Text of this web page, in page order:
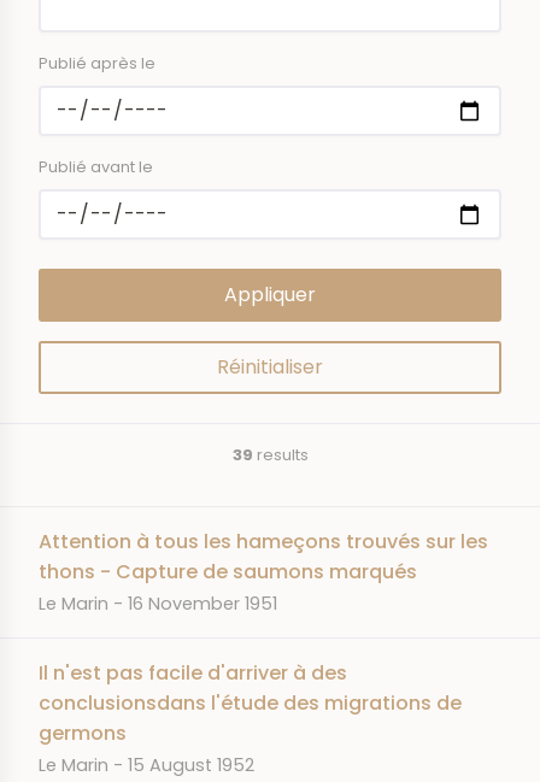
Publié après le
Publié avant le
39 results
Attention à tous les hameçons trouvés sur les
thons - Capture de saumons marqués
JOURNAL
Le Marin DATE
16 November 1951
Il n'est pas facile d'arriver à des
conclusionsdans l'étude des migrations de
germons
JOURNAL
Le Marin DATE
15 August 1952